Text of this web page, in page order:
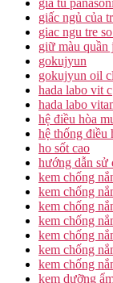
giá tủ
giấc ngủ của
giac ngu tre
giữ màu quần
gokujyun
gokujyun oil
hada labo vit c
hada labo
hệ điều hòa
hệ thống điều
ho sốt cao
hướng dẫn sử
kem chống
kem chống
kem chống
kem chống
kem chống
kem chống
kem chống
kem dưỡng